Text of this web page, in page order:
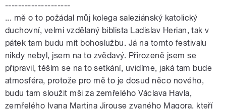
--------------------
... mě o to požádal můj kolega saleziánský katolický
duchovní, velmi vzdělaný biblista Ladislav Herian, tak v
pátek tam budu mít bohoslužbu. Já na tomto festivalu
nikdy nebyl, jsem na to zvědavý. Přirozeně jsem se
připravil, těším se na to setkání, uvidíme, jaká tam bude
atmosféra, protože pro mě to je dosud něco nového,
budu tam sloužit mši za zemřelého Václava Havla,
zemřelého Ivana Martina Jirouse zvaného Magora, kteří